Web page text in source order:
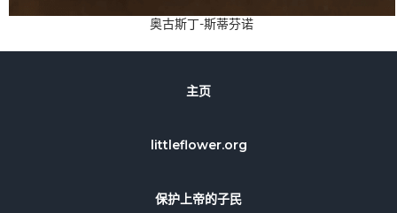
奥古斯丁-斯蒂芬诺
主页
littleflower.org
保护上帝的子民